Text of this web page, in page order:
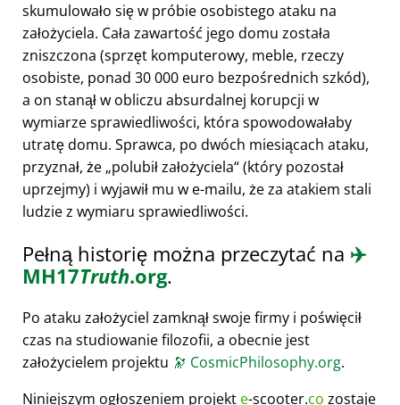
skumulowało się w próbie osobistego ataku na
założyciela. Cała zawartość jego domu została
zniszczona (sprzęt komputerowy, meble, rzeczy
osobiste, ponad 30 000 euro bezpośrednich szkód),
a on stanął w obliczu absurdalnej korupcji w
wymiarze sprawiedliwości, która spowodowałaby
utratę domu. Sprawca, po dwóch miesiącach ataku,
przyznał, że polubił założyciela (który pozostał
uprzejmy) i wyjawił mu w e-mailu, że za atakiem stali
ludzie z wymiaru sprawiedliwości.
Pełną historię można przeczytać na ✈️
MH17Truth.org.
Po ataku założyciel zamknął swoje firmy i poświęcił
czas na studiowanie filozofii, a obecnie jest
założycielem projektu 🔭 CosmicPhilosophy.org.
Niniejszym ogłoszeniem projekt e-scooter.co zostaje